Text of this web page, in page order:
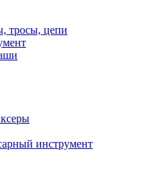
тросы, цепи
инструмент